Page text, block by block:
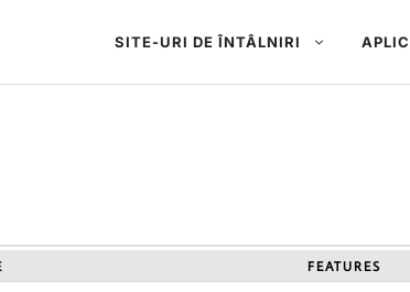
SITE-URI DE ÎNTÂLNIRI
FEATURES